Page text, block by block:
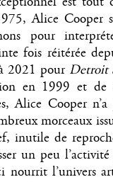
Alice Cooper
pour
fois réitérée
2021 pour Detroit
en 1999 et de
Alice Cooper n’a
morceaux
inutile de
un peu
nourrit l’univers